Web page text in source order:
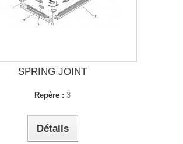
SPRING JOINT
Repère : 3
Détails